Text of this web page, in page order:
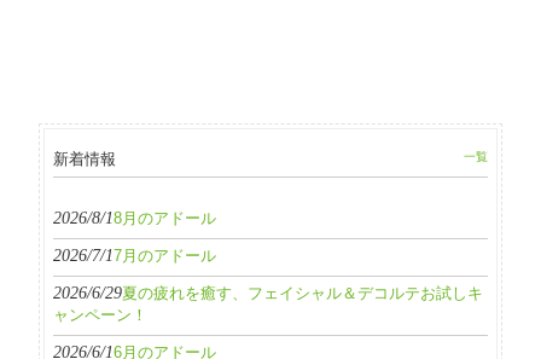
新着情報 一覧
2026/8/18月のアドール
2026/7/1 7月のアドール
2026/6/29夏の疲れを癒す、フェイシャル＆デコルテお試しキ
ャンペーン！
2026/6/16月のアドール